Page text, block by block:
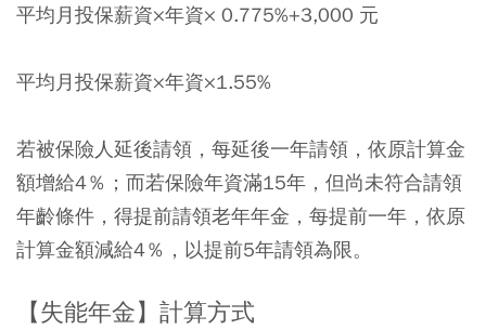
平均月投保薪資×年資× 0.775%+3,000 元
平均月投保薪資×年資×1.55%
若被保險人延後請領，每延後一年請領，依原計算金
額增給4％；而若保險年資滿15年，但尚未符合請領
年齡條件，得提前請領老年年金，每提前一年，依原
計算金額減給4％，以提前5年請領為限。
【失能年金】計算方式